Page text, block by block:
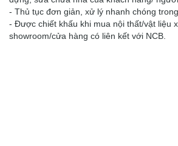
- Thủ tục đơn giản, xử lý nhanh chóng
- Được chiết khấu khi mua nội thất/vật liệu
showroom/cửa hàng có liên kết với NCB.